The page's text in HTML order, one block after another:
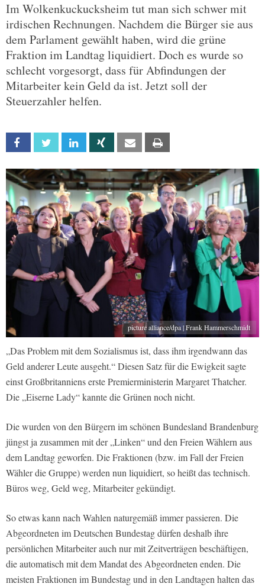
Im Wolkenkuckucksheim tut man sich schwer mit
irdischen Rechnungen. Nachdem die Bürger sie aus
dem Parlament gewählt haben, wird die grüne
Fraktion im Landtag liquidiert. Doch es wurde so
schlecht vorgesorgt, dass für Abfindungen der
Mitarbeiter kein Geld da ist. Jetzt soll der
Steuerzahler helfen.
Facebook Twitter Linkedin Xing Email
picture alliance/dpa | Frank Hammerschmidt
„Das Problem mit dem Sozialismus ist, dass ihm irgendwann das
Geld anderer Leute ausgeht.“ Diesen Satz für die Ewigkeit sagte
einst Großbritanniens erste Premierministerin Margaret Thatcher.
Die „Eiserne Lady“ kannte die Grünen noch nicht.
Die wurden von den Bürgern im schönen Bundesland Brandenburg
jüngst ja zusammen mit der „Linken“ und den Freien Wählern aus
dem Landtag geworfen. Die Fraktionen (bzw. im Fall der Freien
Wähler die Gruppe) werden nun liquidiert, so heißt das technisch.
Büros weg, Geld weg, Mitarbeiter gekündigt.
So etwas kann nach Wahlen naturgemäß immer passieren. Die
Abgeordneten im Deutschen Bundestag dürfen deshalb ihre
persönlichen Mitarbeiter auch nur mit Zeitverträgen beschäftigen,
die automatisch mit dem Mandat des Abgeordneten enden. Die
meisten Fraktionen im Bundestag und in den Landtagen halten das